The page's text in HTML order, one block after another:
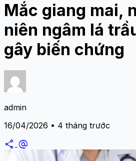
Mắc giang mai,
niên ngâm lá
gây biến chứng
admin
16/04/2026 • 4 tháng trước
share alternate_email